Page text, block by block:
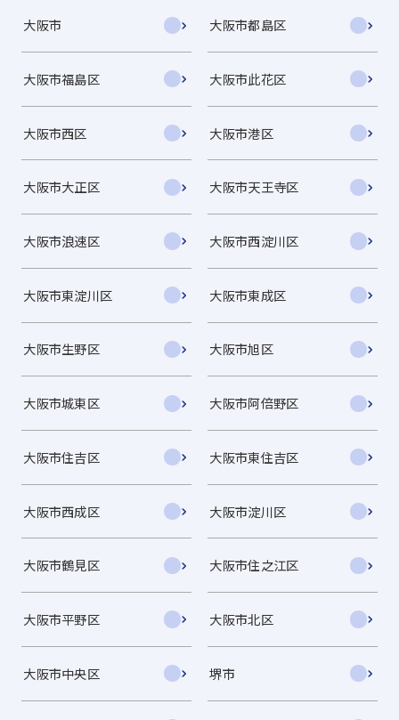
大阪市 大阪市都島区
大阪市福島区 大阪市此花区
大阪市西区 大阪市港区
大阪市大正区 大阪市天王寺区
大阪市浪速区 大阪市西淀川区
大阪市東淀川区 大阪市東成区
大阪市生野区 大阪市旭区
大阪市城東区 大阪市阿倍野区
大阪市住吉区 大阪市東住吉区
大阪市西成区 大阪市淀川区
大阪市鶴見区 大阪市住之江区
大阪市平野区 大阪市北区
大阪市中央区 堺市